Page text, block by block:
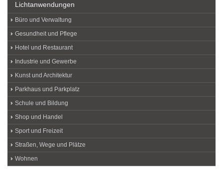
Lichtanwendungen
Büro und Verwaltung
Gesundheit und Pflege
Hotel und Restaurant
Industrie und Gewerbe
Kunst und Architektur
Parkhaus und Parkplatz
Schule und Bildung
Shop und Handel
Sport und Freizeit
Straßen, Wege und Plätze
Wohnen